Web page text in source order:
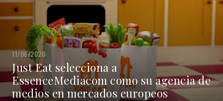
11/06/2026
Just Eat selecciona a
EssenceMediacom como su agencia de
medios en mercados europeos